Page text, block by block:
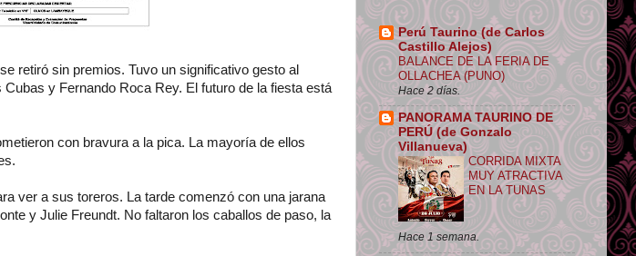
retiró sin premios. Tuvo un significativo gesto al
y Fernando Roca Rey. El futuro de la fiesta está
con bravura a la pica. La mayoría de ellos
ver a sus toreros. La tarde comenzó con una jarana
y Julie Freundt. No faltaron los caballos de paso, la
Perú Taurino (de Carlos
Castillo Alejos)
BALANCE DE LA FERIA DE
OLLACHEA (PUNO)
Hace 2 días.
PANORAMA TAURINO DE
PERÚ (de Gonzalo
Villanueva)
CORRIDA MIXTA
MUY ATRACTIVA
EN LA TUNAS
Hace 1 semana.